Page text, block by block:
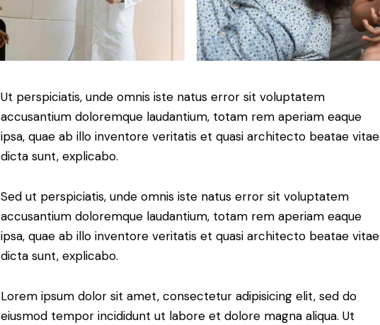
Ut perspiciatis, unde omnis iste natus error sit voluptatem
accusantium doloremque laudantium, totam rem aperiam eaque
ipsa, quae ab illo inventore veritatis et quasi architecto beatae vitae
dicta sunt, explicabo.
Sed ut perspiciatis, unde omnis iste natus error sit voluptatem
accusantium doloremque laudantium, totam rem aperiam eaque
ipsa, quae ab illo inventore veritatis et quasi architecto beatae vitae
dicta sunt, explicabo.
Lorem ipsum dolor sit amet, consectetur adipisicing elit, sed do
eiusmod tempor incididunt ut labore et dolore magna aliqua. Ut